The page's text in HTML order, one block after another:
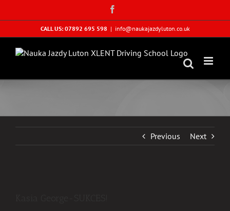
CALL US: 07892 695 598 | info@naukajazdyluton.co.uk
Previous Next